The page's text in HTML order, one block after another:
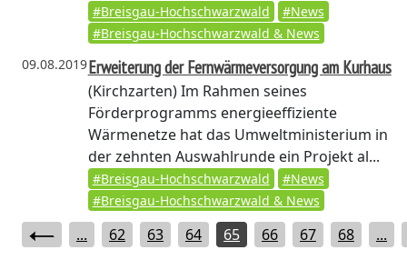
#Breisgau-Hochschwarzwald
#News
#Breisgau-Hochschwarzwald & News
09.08.2019Erweiterung der Fernwärmeversorgung am Kurhaus
(Kirchzarten)Im Rahmen seines
Förderprogramms energieeffiziente
Wärmenetze hat das Umweltministerium in
der zehnten Auswahlrunde ein Projekt al...
#Breisgau-Hochschwarzwald
#News
#Breisgau-Hochschwarzwald & News
... 62 63 64 65 66 67 68 ...